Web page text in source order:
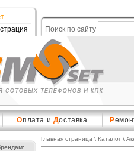
Поиск по сайту
Оплата и Доставка Р
Главная страница \ Каталог\